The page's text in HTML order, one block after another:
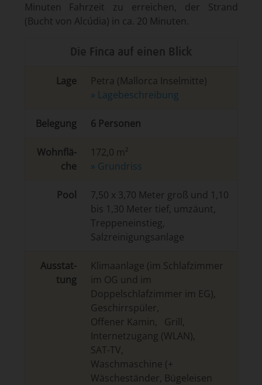
Minuten Fahrzeit zu erreichen, der Strand
(Bucht von Alcúdia) in ca. 20 Minuten.
Die Finca auf einen Blick
Lage Petra (Mallorca Inselmitte)
» La­ge­be­schrei­bung
Belegung 6 Personen
Wohn­flä­
che
172,0 m²
» Grundriss
Pool
7,50 x 3,70 Meter groß und 1,10
bis 1,30 Meter tief, umzäunt,
Treppeneinstieg,
Salzreinigungsanlage
Aus­stat­
tung
Klimaanlage (im Schlafzimmer
im OG und im
Doppelschlafzimmer im EG),
Geschirrspüler,
Offener Kamin, Grill ,
Internetzugang (WLAN),
SAT-TV,
Waschmaschine (+
Wäscheständer, Bügeleisen